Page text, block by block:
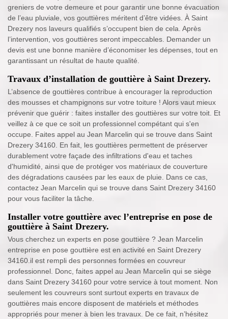
greniers de votre demeure et pour garantir une bonne évacuation
de l’eau pluviale, vos gouttières méritent d’être vidées. À Saint
Drezery nos laveurs qualifiés s’occupent bien de cela. Après
l’intervention, vos gouttières seront impeccables. Demander un
devis est une bonne manière d’économiser les dépenses, tout en
garantissant un résultat de haute qualité.
Travaux d’installation de gouttière à Saint Drezery.
L’absence de gouttières contribue à encourager la reproduction
des mousses et champignons sur votre toiture ! Alors vaut mieux
prévenir que guérir : faites installer des gouttières sur votre toit. Et
veillez à ce que ce soit un professionnel compétant qui s'en
occupe. Faites appel au Jean Marcelin qui se trouve dans Saint
Drezery 34160. En fait, les gouttières permettent de préserver
durablement votre façade des infiltrations d'eau et taches
d'humidité, ainsi que de protéger vos matériaux de couverture
des dégradations causées par les eaux de pluie. Dans ce cas,
contactez Jean Marcelin qui se trouve dans Saint Drezery 34160
pour vous faciliter la tâche.
Installer votre gouttière avec l’entreprise en pose de
gouttière à Saint Drezery.
Vous cherchez un experts en pose gouttière ? Jean Marcelin
entreprise en pose gouttière est en activité en Saint Drezery
34160.il est rempli des personnes formées en couvreur
professionnel. Donc, faites appel au Jean Marcelin qui se siège
dans Saint Drezery 34160 pour votre service à tout moment. Non
seulement les couvreurs sont surtout experts en travaux de
gouttières mais encore disposent de matériels et méthodes
appropriés pour mener à bien les travaux. De ce fait, n’hésitez